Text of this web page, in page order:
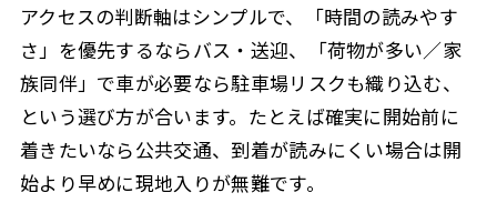
アクセスの判断軸はシンプルで、「時間の読みやす
さ」を優先するならバス・送迎、「荷物が多い／家
族同伴」で車が必要なら駐車場リスクも織り込む、
という選び方が合います。たとえば確実に開始前に
着きたいなら公共交通、到着が読みにくい場合は開
始より早めに現地入りが無難です。